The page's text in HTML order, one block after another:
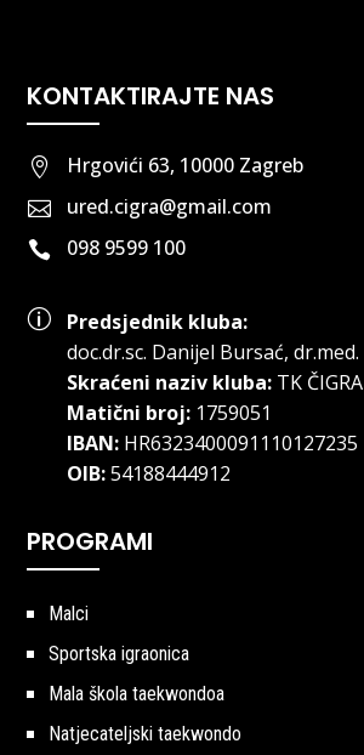
KONTAKTIRAJTE NAS
 Hrgovići 63, 10000 Zagreb
 ured.cigra@gmail.com
 098 9599 100
p
Predsjednik kluba:
doc.dr.sc. Danijel Bursać, dr.med.
Skraćeni naziv kluba:TK ČIGRA
Matični broj:1759051
IBAN:HR6323400091110127235
OIB:54188444912
PROGRAMI
Malci
Sportska igraonica
Mala škola taekwondoa
Natjecateljski taekwondo